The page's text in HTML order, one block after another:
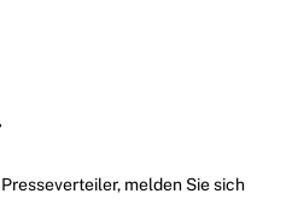
melden Sie sich